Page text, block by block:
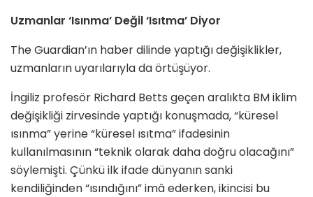
Uzmanlar ‘Isınma’ Değil ‘Isıtma’ Diyor
The Guardian’ın haber dilinde yaptığı değişiklikler,
uzmanların uyarılarıyla da örtüşüyor.
İngiliz profesör Richard Betts geçen aralıkta BM iklim
değişikliği zirvesinde yaptığı konuşmada, “küresel
ısınma” yerine “küresel ısıtma” ifadesinin
kullanılmasının “teknik olarak daha doğru olacağını”
söylemişti. Çünkü ilk ifade dünyanın sanki
kendiliğinden “ısındığını” imâ ederken, ikincisi bu